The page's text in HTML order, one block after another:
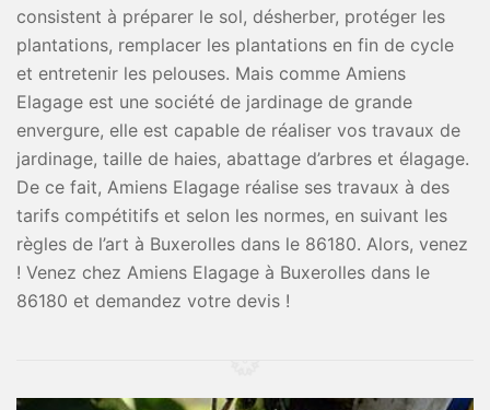
consistent à préparer le sol, désherber, protéger les
plantations, remplacer les plantations en fin de cycle
et entretenir les pelouses. Mais comme Amiens
Elagage est une société de jardinage de grande
envergure, elle est capable de réaliser vos travaux de
jardinage, taille de haies, abattage d’arbres et élagage.
De ce fait, Amiens Elagage réalise ses travaux à des
tarifs compétitifs et selon les normes, en suivant les
règles de l’art à Buxerolles dans le 86180. Alors, venez
! Venez chez Amiens Elagage à Buxerolles dans le
86180 et demandez votre devis !